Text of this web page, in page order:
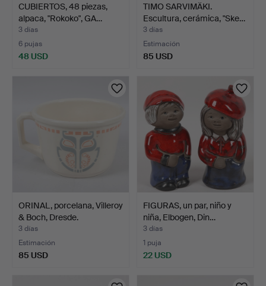
CUBIERTOS, 48 piezas,
alpaca, "Rokoko", GA…
3 días
6 pujas
48 USD
TIMO SARVIMÄKI.
Escultura, cerámica, "Ske…
3 días
Estimación
85 USD
ORINAL, porcelana, Villeroy
& Boch, Dresde.
3 días
Estimación
85 USD
FIGURAS, un par, niño y
niña, Elbogen, Din…
3 días
1 puja
22 USD